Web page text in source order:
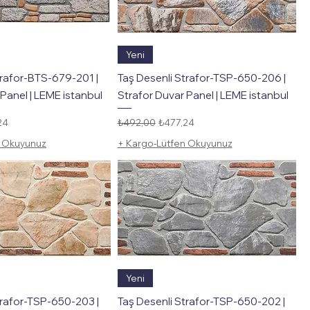
BTS-679-201 |
| LEME istanbul
Fiyat
Yeni
Taş Desenli Strafor-TSP-650-206 |
Strafor Duvar Panel | LEME istanbul
Normal Fiyat
₺492,00 İndirimli Fiyat
₺477,24
+ Kargo-Lütfen Okuyunuz
TSP-650-203 |
Yeni
Taş Desenli Strafor-TSP-650-202 |